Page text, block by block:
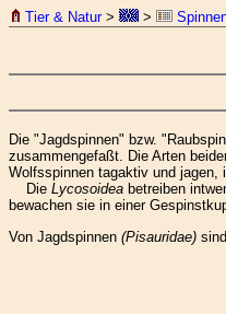
Tier & Natur> >
Die "Jagdspinnen" bzw.
zusammengefaßt. Die Arten
Wolfsspinnen tagaktiv und jagen,
Die Lycosoidea betreiben
bewachen sie in einer
Von Jagdspinnen (Pisauridae)